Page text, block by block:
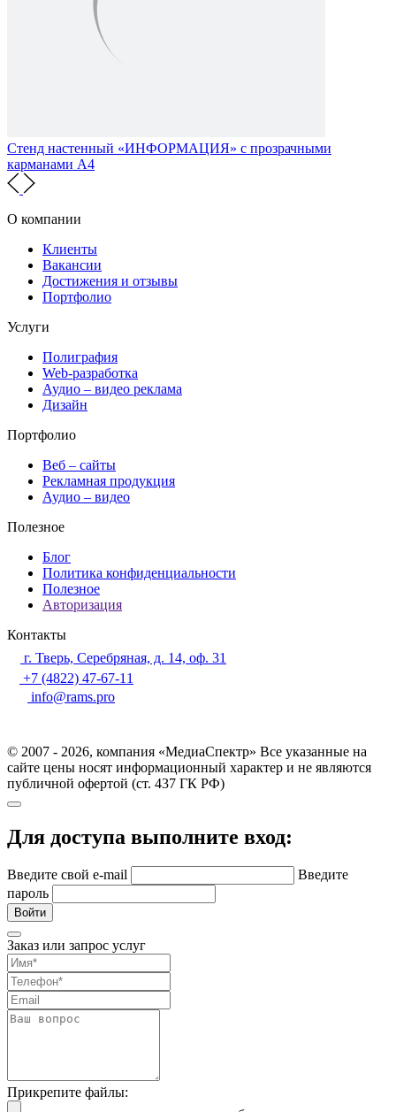
Стенд настенный «ИНФОРМАЦИЯ» с прозрачными
карманами А4
О компании
Клиенты
Вакансии
Достижения и отзывы
Портфолио
Услуги
Полиграфия
Web-разработка
Аудио – видео реклама
Дизайн
Портфолио
Веб – сайты
Рекламная продукция
Аудио – видео
Полезное
Блог
Политика конфиденциальности
Полезное
Авторизация
Контакты
г. Тверь, Серебряная, д. 14, оф. 31
+7 (4822) 47-67-11
info@rams.pro
© 2007 - 2026, компания «МедиаСпектр» Все указанные на
сайте цены носят информационный характер и не являются
публичной офертой (ст. 437 ГК РФ)
Для доступа выполните вход:
Введите свой e-mail
Введите
пароль
Войти
Заказ или запрос услуг
Прикрепите файлы: